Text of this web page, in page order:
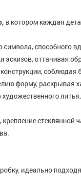
в котором каждая
способного
оттачивая
соблюдая
форму, раскрывая
стеклянной
идеально